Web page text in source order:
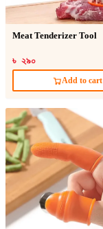
Meat Tenderizer Tool
৳ ২৯০
Add to cart